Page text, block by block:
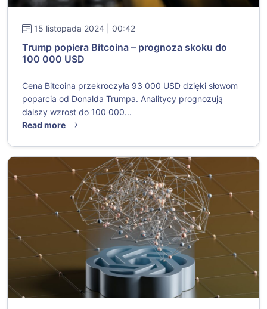
15 listopada 2024 | 00:42
Trump popiera Bitcoina – prognoza skoku do
100 000 USD
Cena Bitcoina przekroczyła 93 000 USD dzięki słowom
poparcia od Donalda Trumpa. Analitycy prognozują
dalszy wzrost do 100 000...
Read more